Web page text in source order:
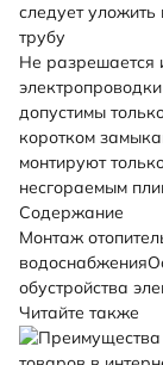
следует
трубу
Не разрешается
допустимы
коротком
монтируют
несгораемым
Содержание
Монтаж
водоснабжения
обустройства
Читайте также